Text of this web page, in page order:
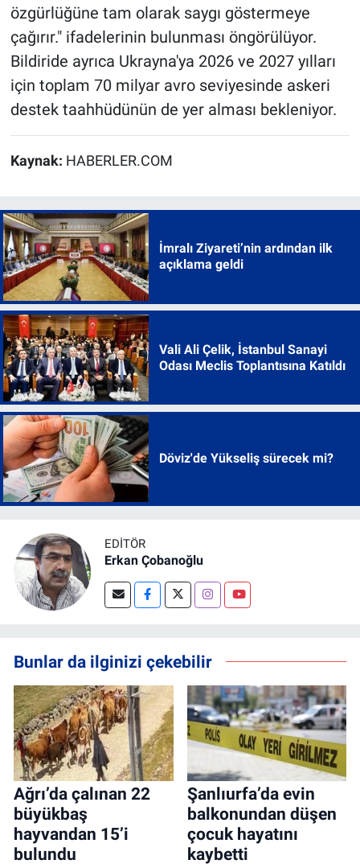
özgürlüğüne tam olarak saygı göstermeye
çağırır." ifadelerinin bulunması öngörülüyor.
Bildiride ayrıca Ukrayna'ya 2026 ve 2027 yılları
için toplam 70 milyar avro seviyesinde askeri
destek taahhüdünün de yer alması bekleniyor.
Kaynak: HABERLER.COM
İmralı Ziyareti’nin ardından ilk
açıklama geldi
Vali Ali Çelik, İstanbul Sanayi
Odası Meclis Toplantısına Katıldı
Döviz'de Yükseliş sürecek mi?
EDITÖR
Erkan Çobanoğlu
Bunlar da ilginizi çekebilir
Ağrı’da çalınan 22
büyükbaş
hayvandan 15’i
bulundu
Şanlıurfa’da evin
balkonundan düşen
çocuk hayatını
kaybetti